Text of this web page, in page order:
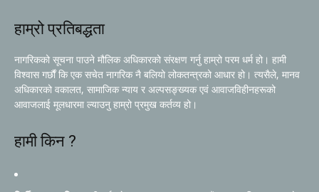
हाम्रो प्रतिबद्धता
नागरिकको सूचना पाउने मौलिक अधिकारको संरक्षण गर्नु हाम्रो परम धर्म हो। हामी
विश्वास गर्छौं कि एक सचेत नागरिक नै बलियो लोकतन्त्रको आधार हो। त्यसैले, मानव
अधिकारको वकालत, सामाजिक न्याय र अल्पसङ्ख्यक एवं आवाजविहीनहरूको
आवाजलाई मूलधारमा ल्याउनु हाम्रो प्रमुख कर्तव्य हो।
हामी किन ?